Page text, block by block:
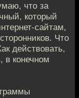
что за
который
сайтам,
Что
действовать,
в конечном